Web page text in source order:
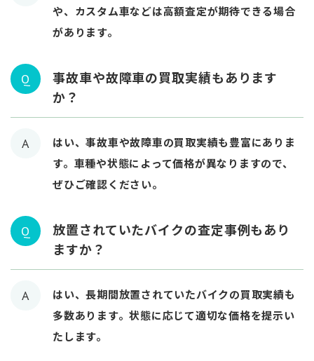
や、カスタム車などは高額査定が期待できる場合
があります。
Q
事故車や故障車の買取実績もあります
か？
A
はい、事故車や故障車の買取実績も豊富にありま
す。車種や状態によって価格が異なりますので、
ぜひご確認ください。
Q
放置されていたバイクの査定事例もあり
ますか？
A
はい、長期間放置されていたバイクの買取実績も
多数あります。状態に応じて適切な価格を提示い
たします。